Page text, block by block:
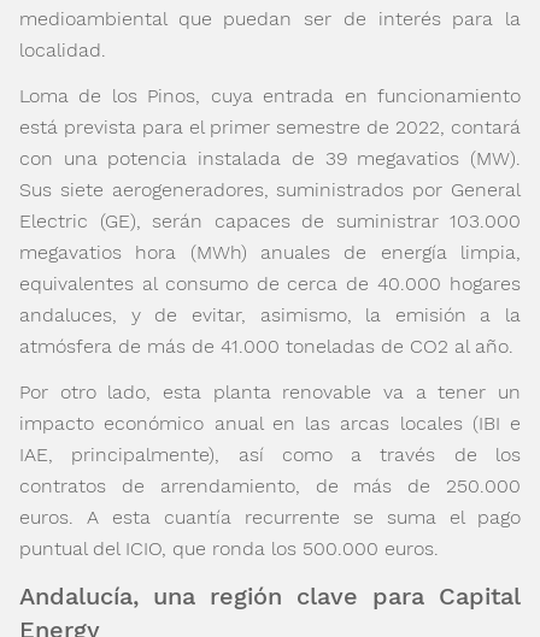
medioambiental que puedan ser de interés para la
localidad.
Loma de los Pinos, cuya entrada en funcionamiento
está prevista para el primer semestre de 2022, contará
con una potencia instalada de 39 megavatios (MW).
Sus siete aerogeneradores, suministrados por General
Electric (GE), serán capaces de suministrar 103.000
megavatios hora (MWh) anuales de energía limpia,
equivalentes al consumo de cerca de 40.000 hogares
andaluces, y de evitar, asimismo, la emisión a la
atmósfera de más de 41.000 toneladas de CO2 al año.
Por otro lado, esta planta renovable va a tener un
impacto económico anual en las arcas locales (IBI e
IAE, principalmente), así como a través de los
contratos de arrendamiento, de más de 250.000
euros. A esta cuantía recurrente se suma el pago
puntual del ICIO, que ronda los 500.000 euros.
Andalucía, una región clave para Capital
Energy